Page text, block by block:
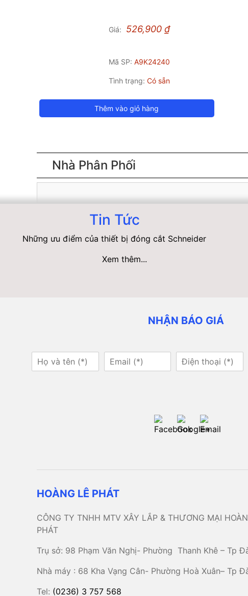
Giá: 526,900₫
Mã SP:A9K24240
Tình trạng:Có sẵn
Thêm vào giỏ hàng
Nhà Phân Phối
Tin Tức
Những ưu điểm của thiết bị đóng cắt Schneider
Xem thêm...
NHẬN BÁO GIÁ
HOÀNG LÊ PHÁT
CÔNG TY TNHH MTV XÂY LẮP & THƯƠNG MẠI
PHÁT
Trụ sở: 98 Phạm Văn Nghị- Phường Thanh Khê – Tp
Nhà máy : 68 Kha Vạng Cân- Phường Hoà Xuân– Tp
Tel: (0236) 3 757 568